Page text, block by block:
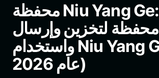
Deutsch
简体中文
繁體中文
Português (Portugal)
Bahasa Indonesia
ภาษาไทย
محفظة Niu Yang Ge: أفضل
محفظة لتخزين وإرسال
واستخدام Niu Yang Ge (دليل
عام 2026)